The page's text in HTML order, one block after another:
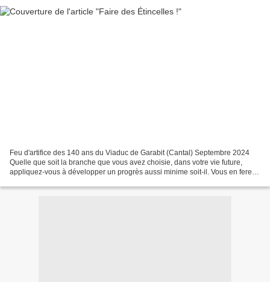
Feu d'artifice des 140 ans du Viaduc de Garabit (Cantal) Septembre 2024
Quelle que soit la branche que vous avez choisie, dans votre vie future,
appliquez-vous à développer un progrès aussi minime soit-il. Vous en ferez